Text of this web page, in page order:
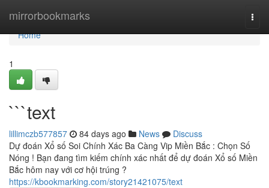
mirrorbookmarks
Home
Home
1
```text
lillimczb577857 84 days ago News
Discuss
Dự đoán Xổ số Soi Chính Xác Ba Càng Vip Miền Bắc : Chọn Số
Nóng ! Bạn đang tìm kiếm chính xác nhất để dự đoán Xổ số Miền
Bắc hôm nay với cơ hội trúng ?
https://kbookmarking.com/story21421075/text